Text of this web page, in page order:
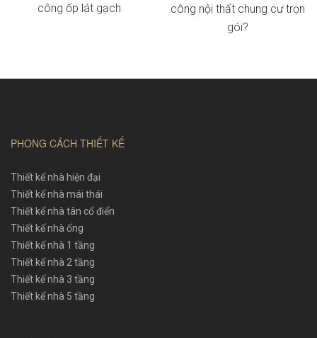
công ốp lát gạch
công nội thất chung cư trọn
gói?
PHONG CÁCH THIẾT KẾ
Thiết kế nhà hiện đại
Thiết kế nhà mái thái
Thiết kế nhà tân cổ điển
Thiết kế nhà ống
Thiết kế nhà 1 tầng
Thiết kế nhà 2 tầng
Thiết kế nhà 3 tầng
Thiết kế nhà 5 tầng